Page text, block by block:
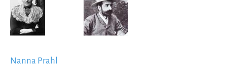
Nanna Prahl